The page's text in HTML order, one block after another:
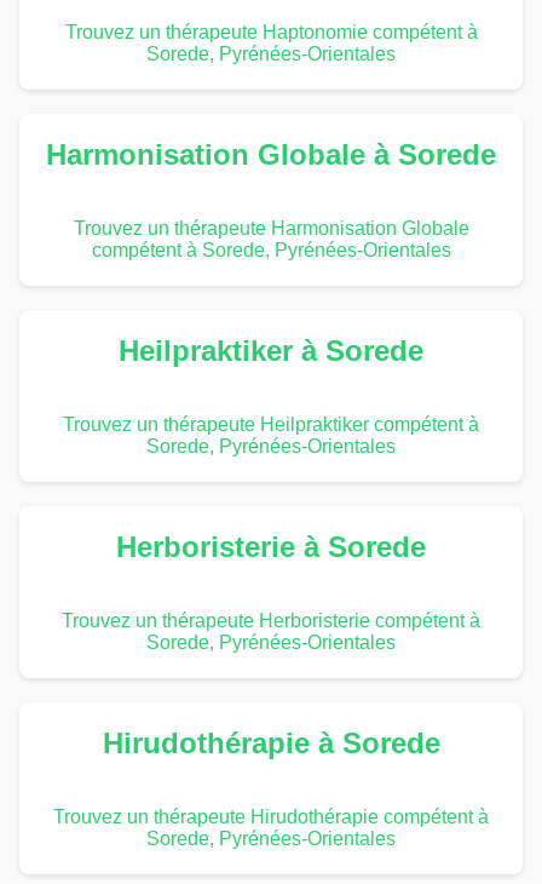
Trouvez un thérapeute Haptonomie compétent à
Sorede, Pyrénées-Orientales
Harmonisation Globale à Sorede
Trouvez un thérapeute Harmonisation Globale
compétent à Sorede, Pyrénées-Orientales
Heilpraktiker à Sorede
Trouvez un thérapeute Heilpraktiker compétent à
Sorede, Pyrénées-Orientales
Herboristerie à Sorede
Trouvez un thérapeute Herboristerie compétent à
Sorede, Pyrénées-Orientales
Hirudothérapie à Sorede
Trouvez un thérapeute Hirudothérapie compétent à
Sorede, Pyrénées-Orientales